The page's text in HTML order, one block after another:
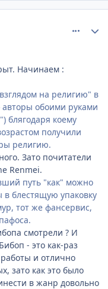
Начинаем :
на религию" в
авторы обоими руками
коему
получили
религию.
Зато почитатели
Renmei.
путь "как" можно
в блестящую упаковку
тот же фансервис,
смотрели ? И
- это как-раз
и отлично
зато как это было
в жанр довольно